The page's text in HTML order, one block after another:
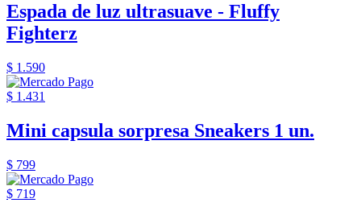
Espada de luz ultrasuave - Fluffy
Fighterz
$ 1.590
$ 1.431
Mini capsula sorpresa Sneakers 1 un.
$ 799
$ 719